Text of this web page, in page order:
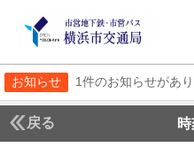
お知らせ 1件のお知らせがあ
戻る